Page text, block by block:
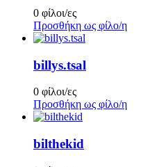
0 φίλοι/ες
Προσθήκη ως φίλο/η
billys.tsal
0 φίλοι/ες
Προσθήκη ως φίλο/η
bilthekid